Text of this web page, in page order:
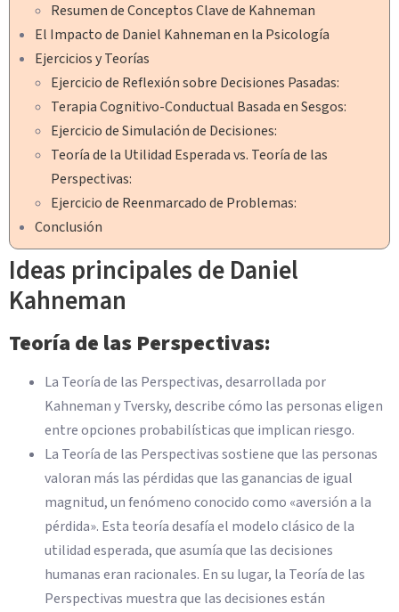
Resumen de Conceptos Clave de Kahneman
El Impacto de Daniel Kahneman en la Psicología
Ejercicios y Teorías
Ejercicio de Reflexión sobre Decisiones Pasadas:
Terapia Cognitivo-Conductual Basada en Sesgos:
Ejercicio de Simulación de Decisiones:
Teoría de la Utilidad Esperada vs. Teoría de las
Perspectivas:
Ejercicio de Reenmarcado de Problemas:
Conclusión
Ideas principales de Daniel
Kahneman
Teoría de las Perspectivas:
La Teoría de las Perspectivas, desarrollada por
Kahneman y Tversky, describe cómo las personas eligen
entre opciones probabilísticas que implican riesgo.
La Teoría de las Perspectivas sostiene que las personas
valoran más las pérdidas que las ganancias de igual
magnitud, un fenómeno conocido como «aversión a la
pérdida». Esta teoría desafía el modelo clásico de la
utilidad esperada, que asumía que las decisiones
humanas eran racionales. En su lugar, la Teoría de las
Perspectivas muestra que las decisiones están